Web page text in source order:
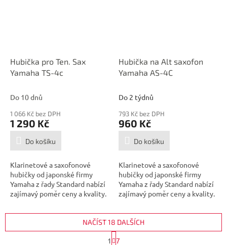
Hubička pro Ten. Sax
Yamaha TS-4c
Do 10 dnů
1 066 Kč bez DPH
1 290 Kč
Do košíku
Klarinetové a saxofonové
hubičky od japonské firmy
Yamaha z řady Standard nabízí
zajímavý poměr ceny a kvality.
Hubička na Alt saxofon
Yamaha AS-4C
Do 2 týdnů
793 Kč bez DPH
960 Kč
Do košíku
Klarinetové a saxofonové
hubičky od japonské firmy
Yamaha z řady Standard nabízí
zajímavý poměr ceny a kvality.
NAČÍST 18 DALŠÍCH
1
7